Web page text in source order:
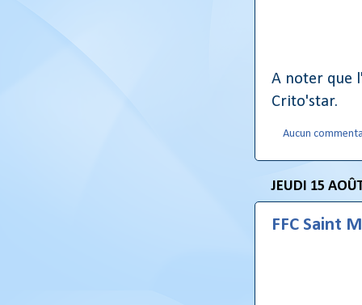
A noter que
Crito'star.
Aucun
JEUDI 15
FFC Saint